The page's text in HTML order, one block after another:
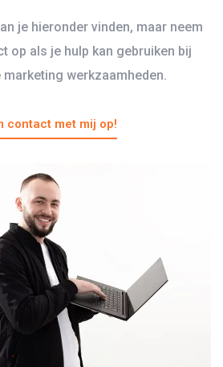
je hieronder vinden, maar neem
op als je hulp kan gebruiken bij
marketing werkzaamheden.
contact met mij op!